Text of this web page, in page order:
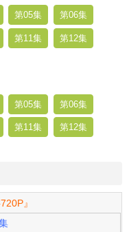
第05集 第06集
第11集 第12集
第05集 第06集
第11集 第12集
』